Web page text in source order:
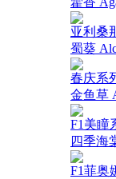
亚利桑
蜀葵
春庆系
金鱼草
F1美瞳
四季海
F1菲奥